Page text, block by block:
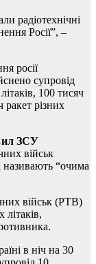
радіотехнічні
Росії”, –
росії
супровід
100 тисяч
різних
ЗСУ
військ
“очима
військ (РТВ)
в ніч на 30